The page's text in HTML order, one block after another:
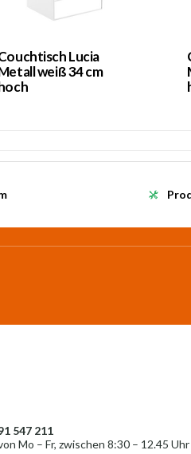
Lucia
weiß 34 cm
547 211
Mo – Fr, zwischen 8:30 – 12.45